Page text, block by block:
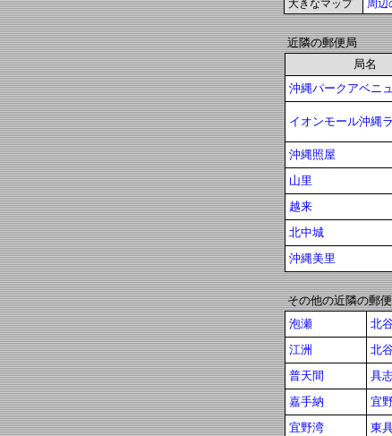
大きなマップ 周辺
近隣の郵便局
局名
沖縄パークアベニ
イオンモール沖縄
沖縄照屋
山里
越来
北中城
沖縄美里
その他の近隣の郵
泡瀬
北
江洲
北
普天間
具
嘉手納
宜
宜野湾
東